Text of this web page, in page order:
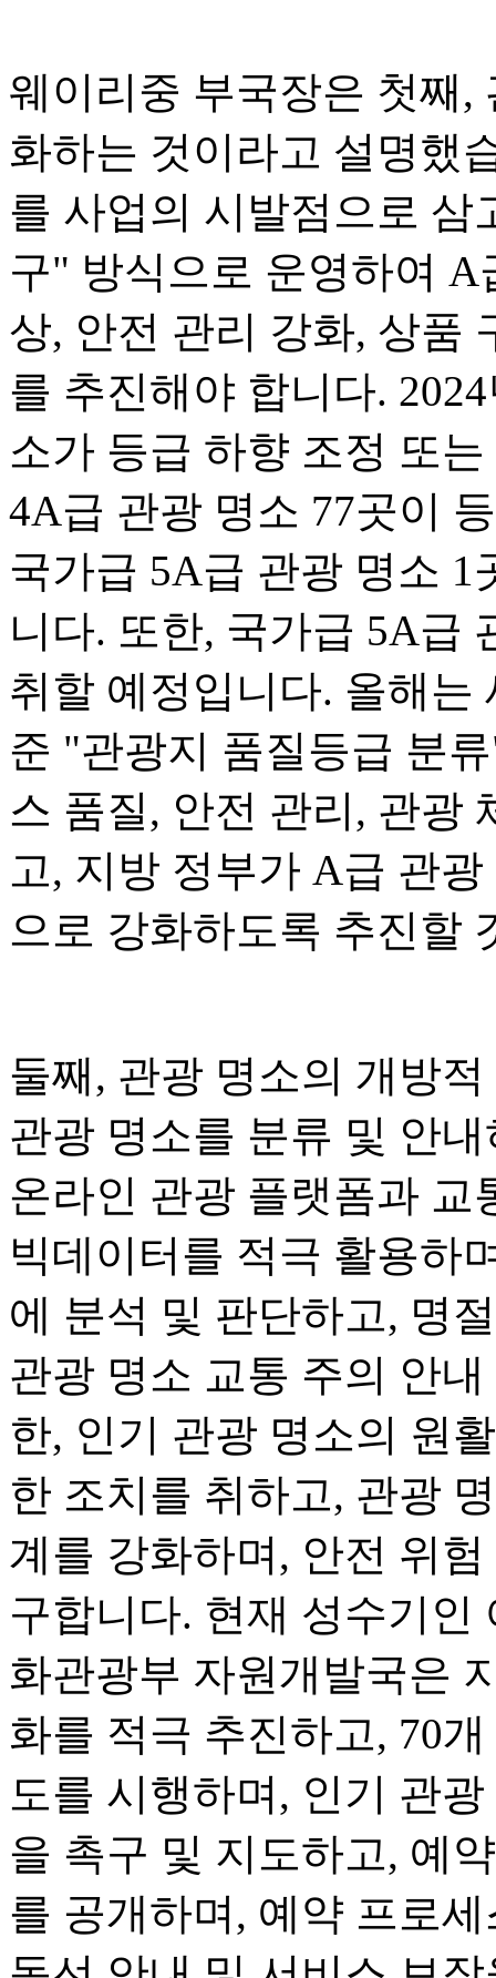
웨이리중 부국장은 첫째,
화하는 것이라고 설명했
를 사업의 시발점으로 삼
구" 방식으로 운영하여
상, 안전 관리 강화, 상품
를 추진해야 합니다.
소가 등급 하향 조정 또
4A급 관광 명소 77곳이
국가급 5A급 관광 명소
니다. 또한, 국가급 5A급
취할 예정입니다. 올해는
준 "관광지 품질등급 분
스 품질, 안전 관리, 관광
고, 지방 정부가 A급 관
으로 강화하도록 추진할
둘째, 관광 명소의 개방
관광 명소를 분류 및 안
온라인 관광 플랫폼과 교
빅데이터를 적극 활용하
에 분석 및 판단하고, 명
관광 명소 교통 주의 안
한, 인기 관광 명소의 원
한 조치를 취하고, 관광
계를 강화하며, 안전 위
구합니다. 현재 성수기인
화관광부 자원개발국은
화를 적극 추진하고, 70
도를 시행하며, 인기 관
을 촉구 및 지도하고, 예
를 공개하며, 예약 프로